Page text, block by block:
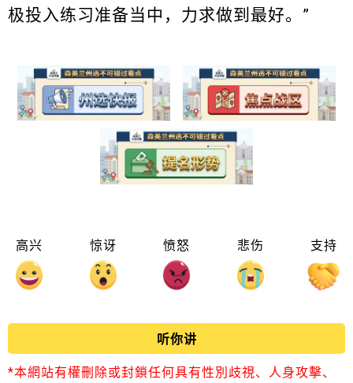
极投入练习准备当中，力求做到最好。”
高兴 惊讶 愤怒 悲伤 支持
听你讲
*本網站有權刪除或封鎖任何具有性別歧視、人身攻擊、